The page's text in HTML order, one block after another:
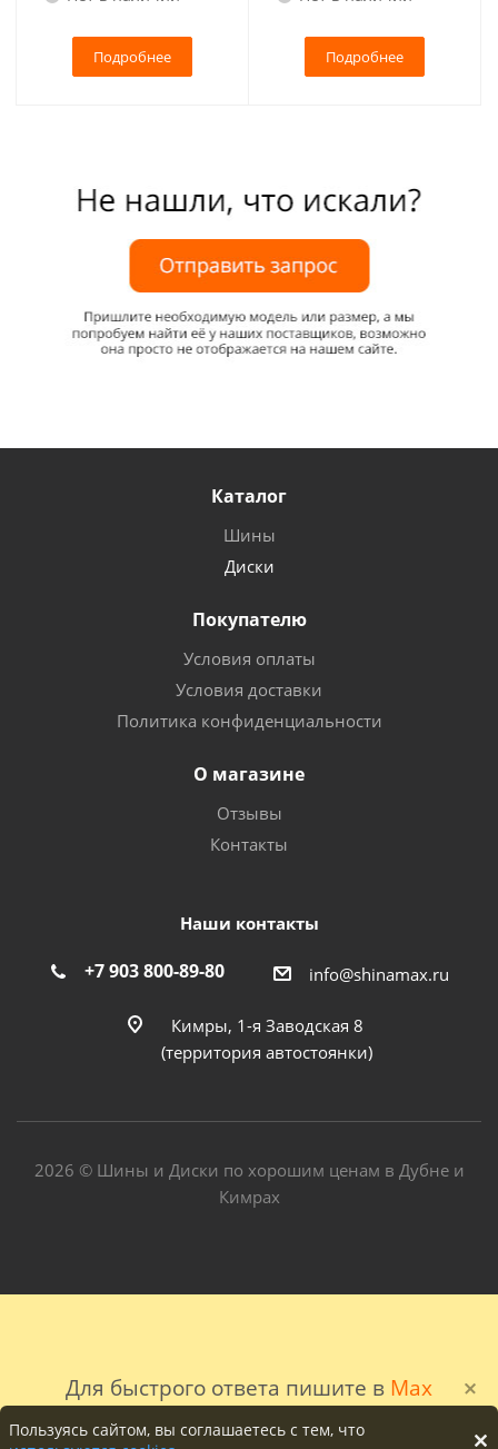
Для быстрого ответа пишите в Max
Подробнее Подробнее
Каталог
Шины
Диски
Покупателю
Условия оплаты
Условия доставки
Политика конфиденциальности
О магазине
Отзывы
Контакты
Наши контакты
+7 903 800-89-80 info@shinamax.ru
Кимры, 1-я Заводская 8
(территория автостоянки)
2026 © Шины и Диски по хорошим ценам в Дубне и
Кимрах
Пользуясь сайтом, вы соглашаетесь с тем, что